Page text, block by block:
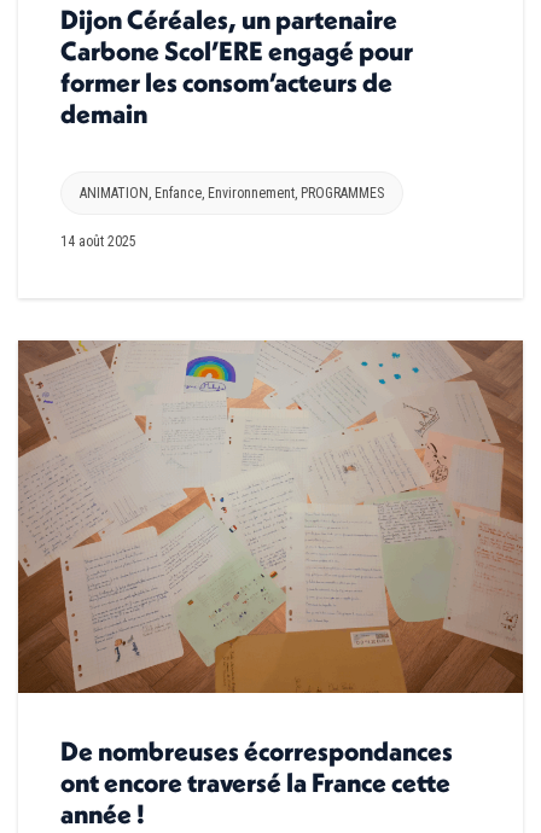
Dijon Céréales, un partenaire
Carbone Scol’ERE engagé pour
former les consom’acteurs de
demain
ANIMATION Enfance Environnement PROGRAMMES
14 août 2025
De nombreuses écorrespondances
ont encore traversé la France cette
année !